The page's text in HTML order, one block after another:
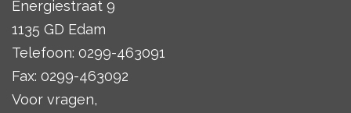
Energiestraat 9
1135 GD Edam
Telefoon: 0299-463091
Fax: 0299-463092
Voor vragen,